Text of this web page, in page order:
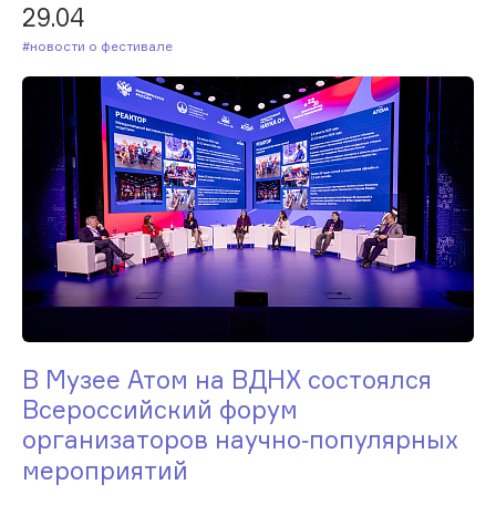
29.04
#Новости о фестивале
В Музее Атом на ВДНХ состоялся
Всероссийский форум
организаторов научно‑популярных
мероприятий